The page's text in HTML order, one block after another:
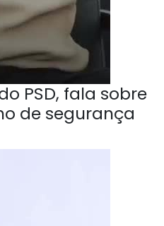
PSD, fala sobre
de segurança